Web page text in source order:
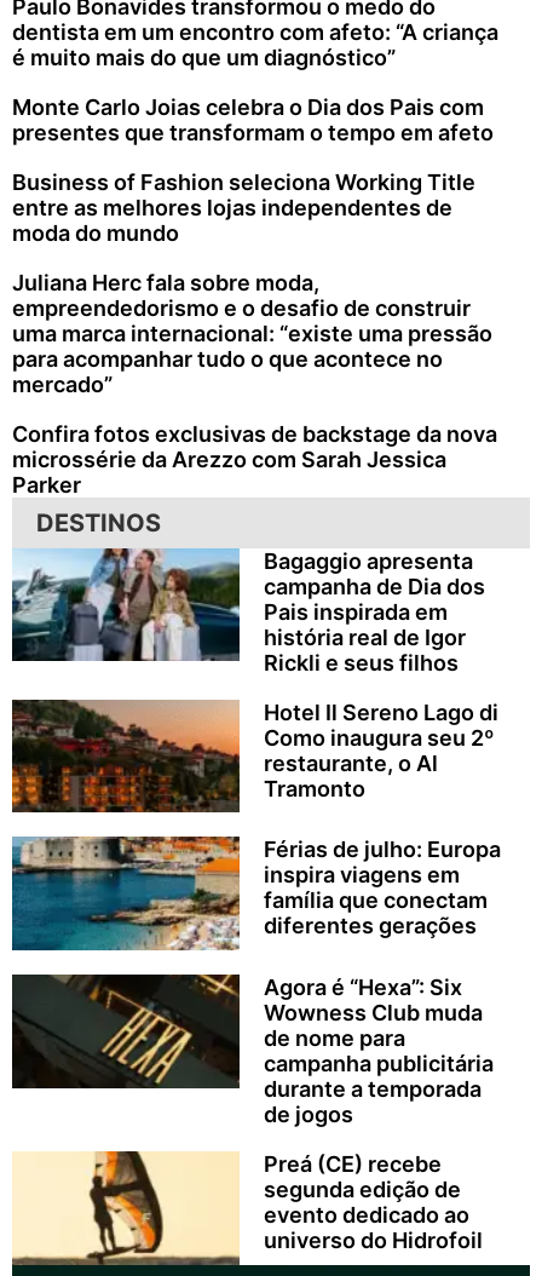
Paulo Bonavides transformou o medo do
dentista em um encontro com afeto: “A criança
é muito mais do que um diagnóstico”
Monte Carlo Joias celebra o Dia dos Pais com
presentes que transformam o tempo em afeto
Business of Fashion seleciona Working Title
entre as melhores lojas independentes de
moda do mundo
Juliana Herc fala sobre moda,
empreendedorismo e o desafio de construir
uma marca internacional: “existe uma pressão
para acompanhar tudo o que acontece no
mercado”
Confira fotos exclusivas de backstage da nova
microssérie da Arezzo com Sarah Jessica
Parker
DESTINOS
Bagaggio apresenta
campanha de Dia dos
Pais inspirada em
história real de Igor
Rickli e seus filhos
Hotel Il Sereno Lago di
Como inaugura seu 2º
restaurante, o Al
Tramonto
Férias de julho: Europa
inspira viagens em
família que conectam
diferentes gerações
Agora é “Hexa”: Six
Wowness Club muda
de nome para
campanha publicitária
durante a temporada
de jogos
Preá (CE) recebe
segunda edição de
evento dedicado ao
universo do Hidrofoil